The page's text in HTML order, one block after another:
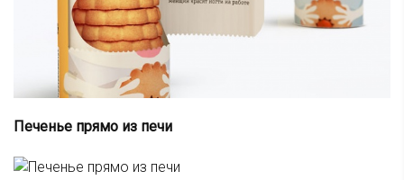
Печенье прямо из печи